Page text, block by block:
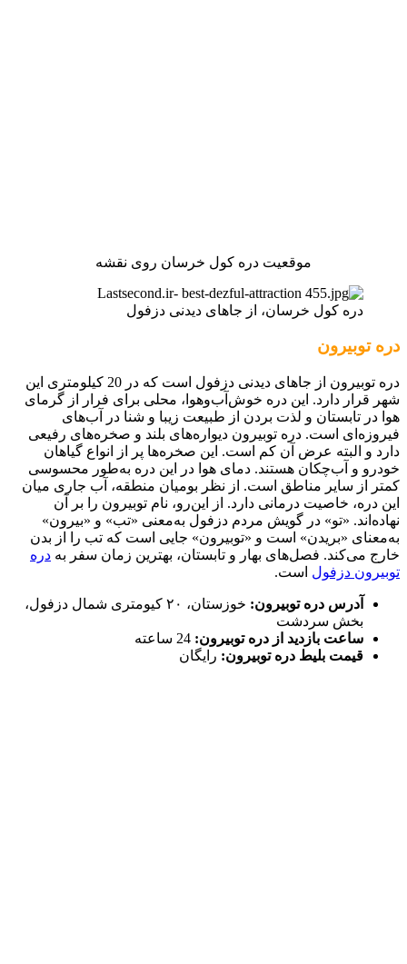
موقعیت دره کول خرسان روی نقشه
دره کول خرسان، از جاهای دیدنی دزفول
دره توبیرون
دره توبیرون از جاهای دیدنی دزفول است که در 20 کیلومتری این
شهر قرار دارد. این دره خوش‌آب‌و‌هوا، محلی برای فرار از گرمای
هوا در تابستان و لذت بردن از طبیعت زیبا و شنا در آب‌های
فیروزه‌ای است. دره توبیرون دیواره‌های بلند و صخره‌های رفیعی
دارد و البته عرض آن کم است. این صخره‌ها پر از انواع گیاهان
خودرو و آب‌چکان هستند. دمای هوا در این دره به‌طور محسوسی
کمتر از سایر مناطق است. از نظر بومیان منطقه، آب جاری میان
این دره، خاصیت درمانی دارد. از این‌رو، نام توبیرون را بر آن
نهاده‌اند. «تو» در گویش مردم دزفول به‌معنی «تب» و «بیرون»
به‌معنای «بریدن» است و «توبیرون» جایی است که تب را از بدن
خارج می‌کند. فصل‌های بهار و تابستان، بهترین زمان سفر به دره
توبیرون دزفول است.
آدرس دره توبیرون:
خوزستان، ۲۰ کیومتری شمال دزفول،
بخش سردشت
ساعت بازدید از دره توبیرون: 24 ساعته
قیمت بلیط دره توبیرون: رایگان